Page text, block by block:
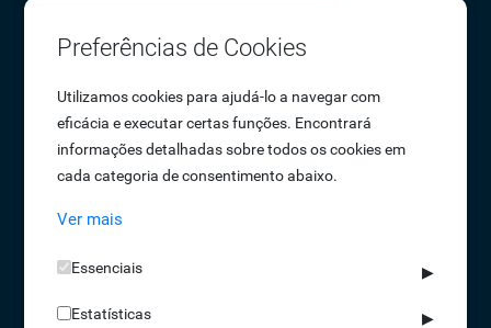
Empresa
Sobre Nós
Oportunidades de Emprego
Termos e Condições
Política de Privacidade
Livro de reclamações
Preferências de Cookies
Utilizamos cookies para ajudá-lo a navegar com
eficácia e executar certas funções. Encontrará
informações detalhadas sobre todos os cookies em
cada categoria de consentimento abaixo.
Ver mais
Essenciais ▶
Estatísticas ▶